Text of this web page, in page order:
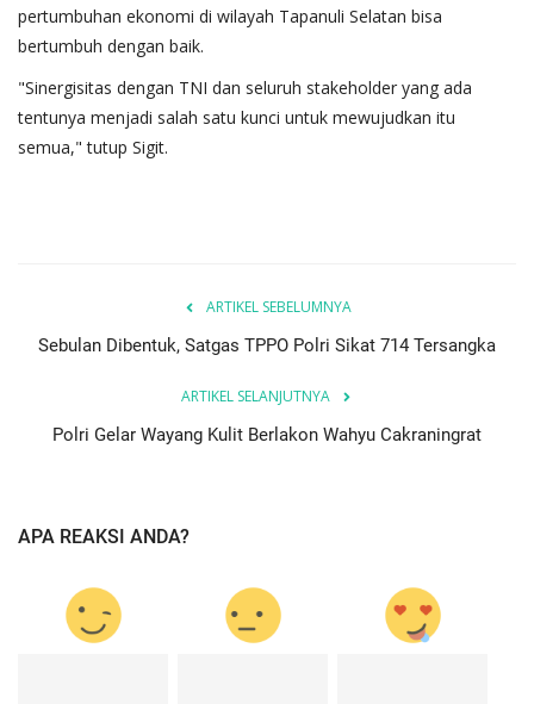
pertumbuhan ekonomi di wilayah Tapanuli Selatan bisa
bertumbuh dengan baik.
"Sinergisitas dengan TNI dan seluruh stakeholder yang ada
tentunya menjadi salah satu kunci untuk mewujudkan itu
semua," tutup Sigit.
ARTIKEL SEBELUMNYA
Sebulan Dibentuk, Satgas TPPO Polri Sikat 714 Tersangka
ARTIKEL SELANJUTNYA
Polri Gelar Wayang Kulit Berlakon Wahyu Cakraningrat
APA REAKSI ANDA?